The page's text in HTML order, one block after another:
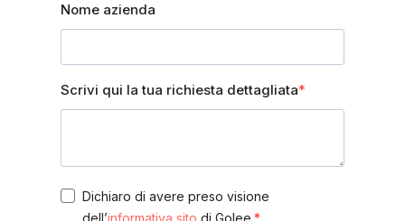
Nome azienda
Scrivi qui la tua richiesta dettagliata
Dichiaro di avere preso visione